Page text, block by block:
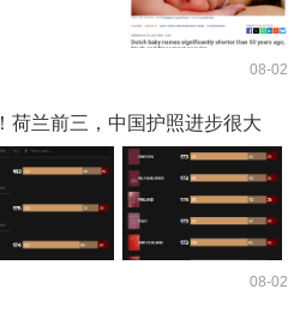
08-02
荷兰前三，中国护照进步很大
08-02